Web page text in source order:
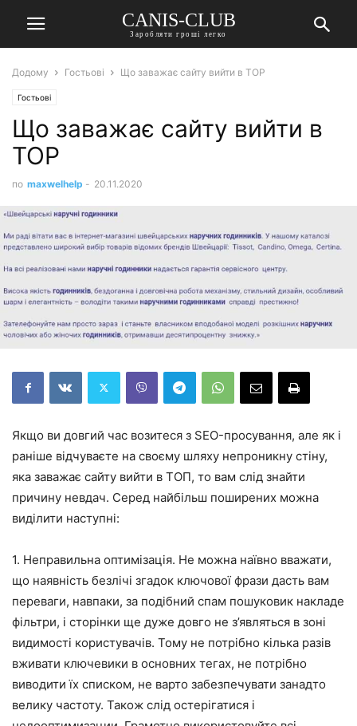
CANIS-CLUB
Заробляти гроші легко
Додому Гостьові Що заважає сайту вийти в TOP
Гостьові
Що заважає сайту вийти в
TOP
по maxwelhelp - 20.11.2020
Якщо ви довгий час возитеся з SEO-просування, але як і
раніше відчуваєте на своєму шляху непроникну стіну,
яка заважає сайту вийти в ТОП, то вам слід знайти
причину невдач. Серед найбільш поширених можна
виділити наступні:
1. Неправильна оптимізація. Не можна наївно вважати,
що наявність безлічі згадок ключової фрази дасть вам
переваги, навпаки, за подібний спам пошуковик накладе
фільтри, і сторінки ще дуже довго не з’являться в зоні
видимості користувачів. Тому не потрібно кілька разів
вживати ключевики в основних тегах, не потрібно
виводити їх списком, не варто забезпечувати занадто
велику частоту. Також слід остерігатися і